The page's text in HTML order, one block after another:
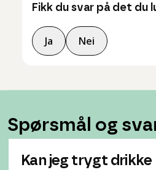
Fikk du svar på det du
Ja Nei
Spørsmål og
Kan jeg trygt drikke